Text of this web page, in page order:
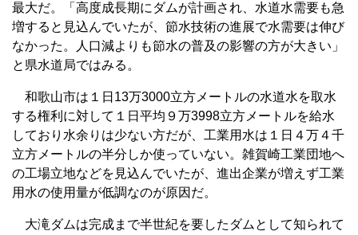
最大だ。「高度成長期にダムが計画され、水道水需要も急
増すると見込んでいたが、節水技術の進展で水需要は伸び
なかった。人口減よりも節水の普及の影響の方が大きい」
と県水道局ではみる。
和歌山市は１日13万3000立方メートルの水道水を取水
する権利に対して１日平均９万3998立方メートルを給水
しており水余りは少ない方だが、工業用水は１日４万４千
立方メートルの半分しか使っていない。雑賀崎工業団地へ
の工場立地などを見込んでいたが、進出企業が増えず工業
用水の使用量が低調なのが原因だ。
大滝ダムは完成まで半世紀を要したダムとして知られて